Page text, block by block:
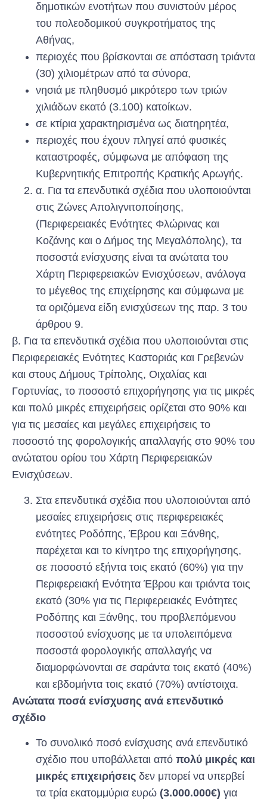
δημοτικών ενοτήτων που συνιστούν μέρος
του πολεοδομικού συγκροτήματος της
Αθήνας,
περιοχές που βρίσκονται σε απόσταση τριάντα
(30) χιλιομέτρων από τα σύνορα,
νησιά με πληθυσμό μικρότερο των τριών
χιλιάδων εκατό (3.100) κατοίκων.
σε κτίρια χαρακτηρισμένα ως διατηρητέα,
περιοχές που έχουν πληγεί από φυσικές
καταστροφές, σύμφωνα με απόφαση της
Κυβερνητικής Επιτροπής Κρατικής Αρωγής.
α. Για τα επενδυτικά σχέδια που υλοποιούνται
στις Ζώνες Απολιγνιτοποίησης,
(Περιφερειακές Ενότητες Φλώρινας και
Κοζάνης και ο Δήμος της Μεγαλόπολης), τα
ποσοστά ενίσχυσης είναι τα ανώτατα του
Χάρτη Περιφερειακών Ενισχύσεων, ανάλογα
το μέγεθος της επιχείρησης και σύμφωνα με
τα οριζόμενα είδη ενισχύσεων της παρ. 3 του
άρθρου 9.
β. Για τα επενδυτικά σχέδια που υλοποιούνται στις
Περιφερειακές Ενότητες Καστοριάς και Γρεβενών
και στους Δήμους Τρίπολης, Οιχαλίας και
Γορτυνίας, το ποσοστό επιχορήγησης για τις μικρές
και πολύ μικρές επιχειρήσεις ορίζεται στο 90% και
για τις μεσαίες και μεγάλες επιχειρήσεις το
ποσοστό της φορολογικής απαλλαγής στο 90% του
ανώτατου ορίου του Χάρτη Περιφερειακών
Ενισχύσεων.
Στα επενδυτικά σχέδια που υλοποιούνται από
μεσαίες επιχειρήσεις στις περιφερειακές
ενότητες Ροδόπης, Έβρου και Ξάνθης,
παρέχεται και το κίνητρο της επιχορήγησης,
σε ποσοστό εξήντα τοις εκατό (60%) για την
Περιφερειακή Ενότητα Έβρου και τριάντα τοις
εκατό (30% για τις Περιφερειακές Ενότητες
Ροδόπης και Ξάνθης, του προβλεπόμενου
ποσοστού ενίσχυσης με τα υπολειπόμενα
ποσοστά φορολογικής απαλλαγής να
διαμορφώνονται σε σαράντα τοις εκατό (40%)
και εβδομήντα τοις εκατό (70%) αντίστοιχα.
Ανώτατα ποσά ενίσχυσης ανά επενδυτικό
σχέδιο
Το συνολικό ποσό ενίσχυσης ανά επενδυτικό
σχέδιο που υποβάλλεται από πολύ μικρές και
μικρές επιχειρήσεις δεν μπορεί να υπερβεί
τα τρία εκατομμύρια ευρώ (3.000.000€) για